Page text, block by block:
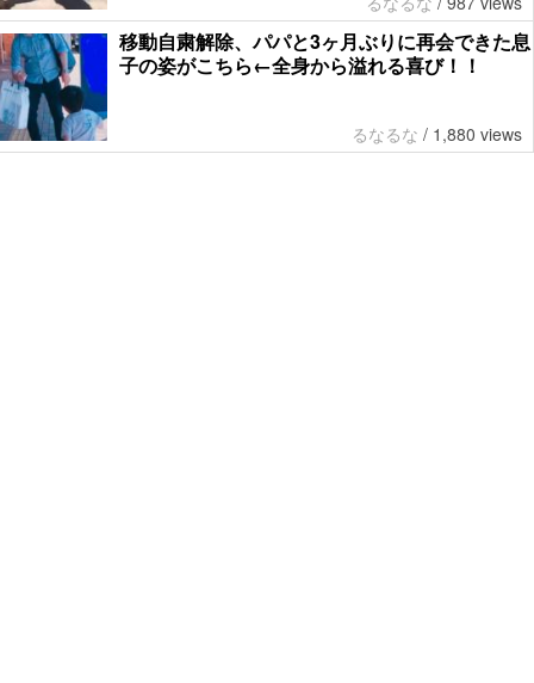
移動自粛解除、パパと3ヶ月ぶりに再会できた息
子の姿がこちら←全身から溢れる喜び！！
るなるな / 1,880 views